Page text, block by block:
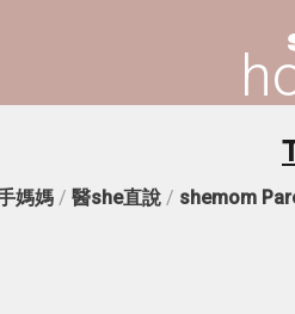
媽媽 / 醫she直說 / shemom